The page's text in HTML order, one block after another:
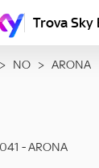
Trova Sky
> NO > ARONA
-ARONA